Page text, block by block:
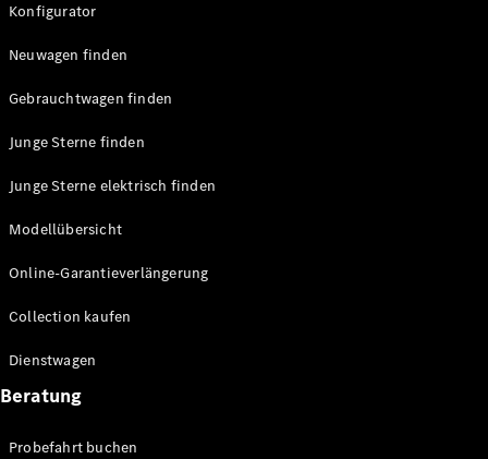
EQV
Marco Polo
Horizon
Probefahrt
Benz Store
Konfigurator
Konfigurator
Neuwagen finden
Gebrauchtwagen finden
Junge Sterne finden
Junge Sterne elektrisch finden
Modellübersicht
Online-Garantieverlängerung
Collection kaufen
Dienstwagen
Beratung
Probefahrt buchen